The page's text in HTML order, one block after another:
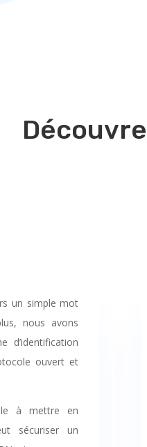
un simple mot
nous avons
d’identification
ouvert et
à mettre en
sécuriser un